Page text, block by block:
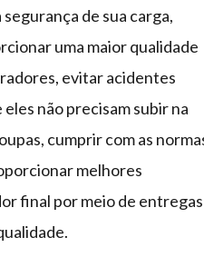
de sua carga,
uma maior qualidade
evitar acidentes
não precisam subir na
cumprir com as
melhores
final por meio de entregas